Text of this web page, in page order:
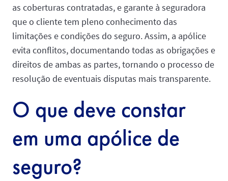
as coberturas contratadas, e garante à seguradora
que o cliente tem pleno conhecimento das
limitações e condições do seguro. Assim, a apólice
evita conflitos, documentando todas as obrigações e
direitos de ambas as partes, tornando o processo de
resolução de eventuais disputas mais transparente.
O que deve constar
em uma apólice de
seguro?